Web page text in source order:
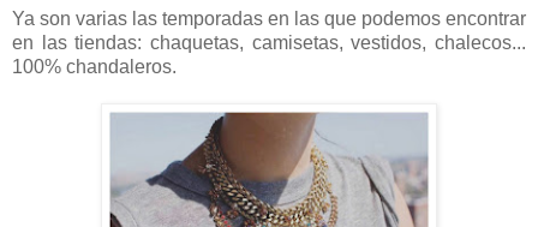
Ya son varias las temporadas en las que podemos encontrar
en las tiendas: chaquetas, camisetas, vestidos, chalecos...
100% chandaleros.